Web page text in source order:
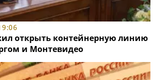
открыть контейнерную линию
и Монтевидео